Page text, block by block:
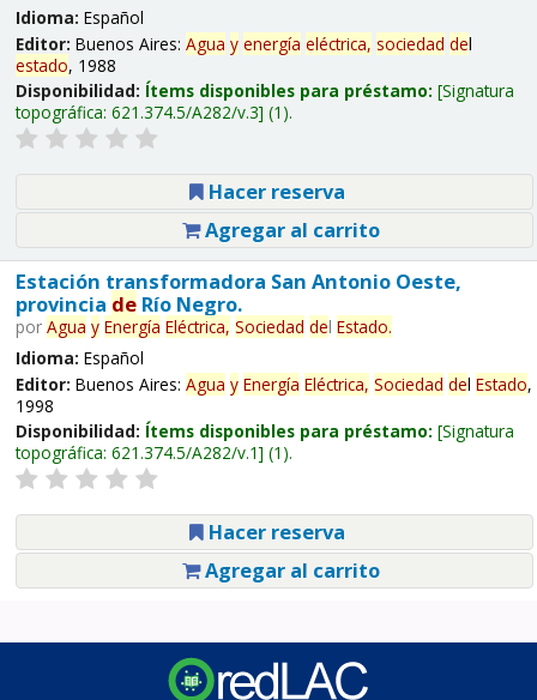
Idioma: Español
Editor: Buenos Aires: Agua y energía eléctrica, sociedad del
estado, 1988
Disponibilidad: Ítems disponibles para préstamo: Signatura
topográfica: 621.374.5/A282/v.3 (1).
Hacer reserva
Agregar al carrito
Estación transformadora San Antonio Oeste,
provincia deRío Negro.
por Agua y Energía Eléctrica, Sociedad del Estado.
Idioma: Español
Editor: Buenos Aires: Agua y Energía Eléctrica, Sociedad del Estado,
1998
Disponibilidad: Ítems disponibles para préstamo: Signatura
topográfica: 621.374.5/A282/v.1 (1).
Hacer reserva
Agregar al carrito